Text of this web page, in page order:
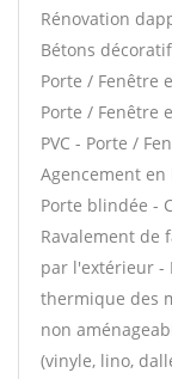
Rénovation
Bétons
Porte / Fenêtre
Porte / Fenêtre
PVC - Porte /
Agencement
Porte blindée -
Ravalement de
par l'extérieur -
thermique des
non
(vinyle, lino,